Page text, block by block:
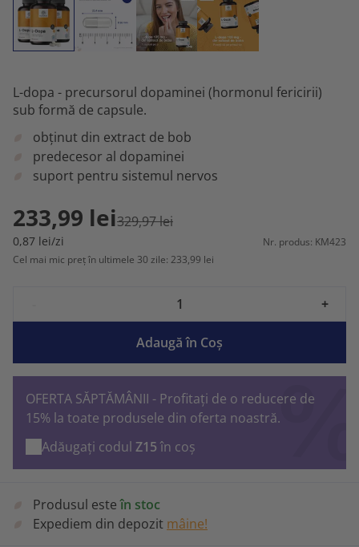
L-dopa - precursorul dopaminei (hormonul fericirii)
sub formă de capsule.
obținut din extract de bob
predecesor al dopaminei
suport pentru sistemul nervos
233,99 lei329,97 lei
0,87 lei/zi
Nr. produs: KM423
Cel mai mic preț în ultimele 30 zile: 233,99 lei
+
Adaugă în Coş
OFERTA SĂPTĂMÂNII - Profitați de o reducere de
15% la toate produsele din oferta noastră.
Adăugați codul Z15 în coș
Produsul esteîn stoc
Expediem din depozit mâine!